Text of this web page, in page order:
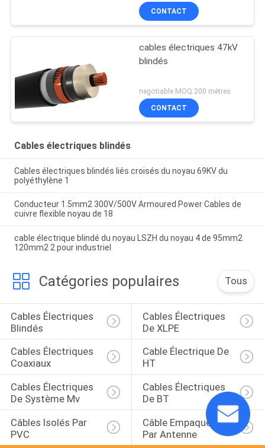
CONTACT
cables électriques 47kV
blindés
negotiable MOQ:200 mètres
CONTACT
Cables électriques blindés
Cables électriques blindés liés croisés du noyau 69KV du
polyéthylène 1
Conducteur 1.5mm2 300V/500V Armoured Power Cables de
cuivre flexible noyau de 18
cable électrique blindé du noyau LSZH du noyau 4 de 95mm2
120mm2 2 pour industriel
Catégories populaires Tous
Cables Électriques
Blindés
Cables Électriques
De XLPE
Cables Électriques
Coaxiaux
Cable Électrique De
HT
Cables Électriques
De Système Mv
Cables Électriques
De BT
Câbles Isolés Par
PVC
Câble Empaqueté
Par Antenne